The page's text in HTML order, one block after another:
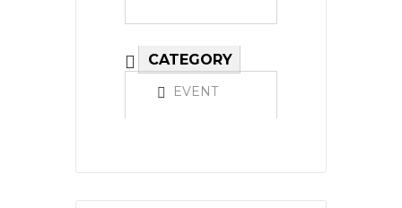
CATEGORY
EVENT